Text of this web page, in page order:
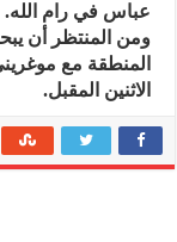
عباس في رام الله.
ومن المنتظر أن
المنطقة مع
الاثنين المقبل.